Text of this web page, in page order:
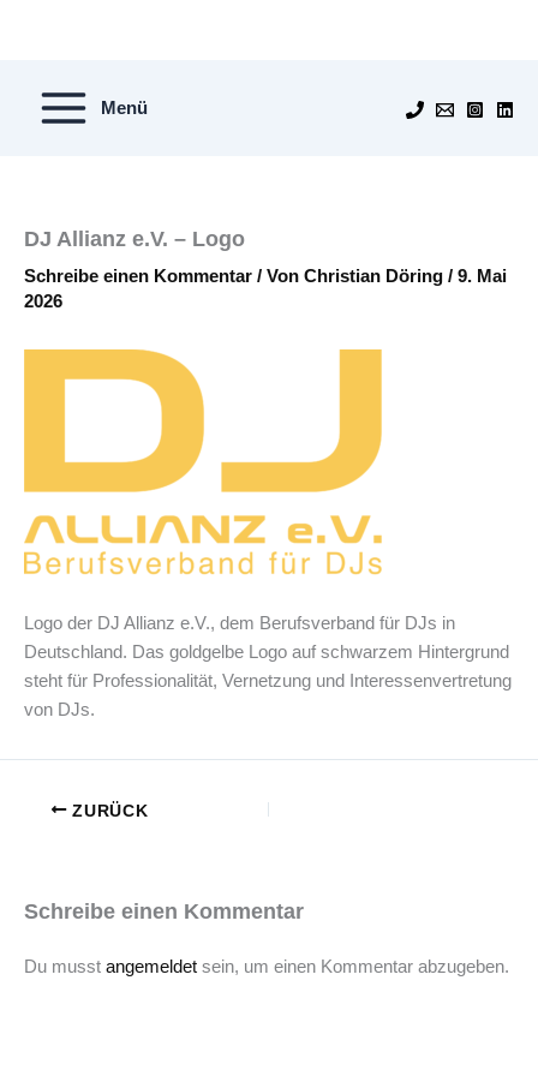
Menü
DJ Allianz e.V. – Logo
Schreibe einen Kommentar / Von Christian Döring / 9. Mai
2026
Logo der DJ Allianz e.V., dem Berufsverband für DJs in
Deutschland. Das goldgelbe Logo auf schwarzem Hintergrund
steht für Professionalität, Vernetzung und Interessenvertretung
von DJs.
ZURÜCK
Schreibe einen Kommentar
Du musst angemeldet sein, um einen Kommentar abzugeben.